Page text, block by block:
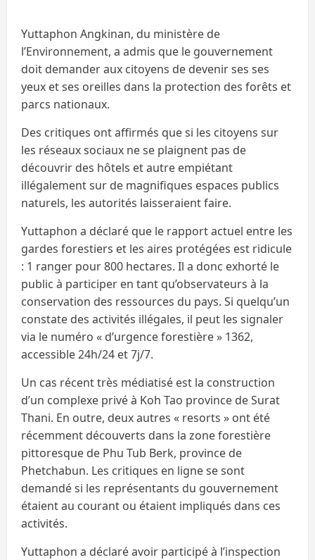
Yuttaphon Angkinan, du ministère de
l’Environnement, a admis que le gouvernement
doit demander aux citoyens de devenir ses ses
yeux et ses oreilles dans la protection des forêts et
parcs nationaux.
Des critiques ont affirmés que si les citoyens sur
les réseaux sociaux ne se plaignent pas de
découvrir des hôtels et autre empiétant
illégalement sur de magnifiques espaces publics
naturels, les autorités laisseraient faire.
Yuttaphon a déclaré que le rapport actuel entre les
gardes forestiers et les aires protégées est ridicule
: 1 ranger pour 800 hectares. Il a donc exhorté le
public à participer en tant qu’observateurs à la
conservation des ressources du pays. Si quelqu’un
constate des activités illégales, il peut les signaler
via le numéro « d’urgence forestière » 1362,
accessible 24h/24 et 7j/7.
Un cas récent très médiatisé est la construction
d’un complexe privé à Koh Tao province de Surat
Thani. En outre, deux autres « resorts » ont été
récemment découverts dans la zone forestière
pittoresque de Phu Tub Berk, province de
Phetchabun. Les critiques en ligne se sont
demandé si les représentants du gouvernement
étaient au courant ou étaient impliqués dans ces
activités.
Yuttaphon a déclaré avoir participé à l’inspection